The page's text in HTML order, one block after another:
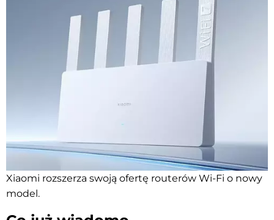
Xiaomi rozszerza swoją ofertę routerów Wi-Fi o nowy
model.